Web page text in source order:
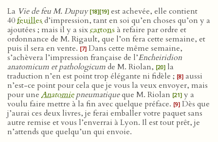
La Vie de feu M. Dupuy [18][19] est achevée, elle contient
40feuillesd’impression, tant en soi qu’en choses qu’on y a
ajoutées ; mais il y a sixcartons à refaire par ordre et
ordonnance de M. Rigault, que l’on fera cette semaine, et
puis il sera en vente. [7] Dans cette même semaine,
s’achèvera l’impression française de l’Encheiridion
anatomicum et pathologicumde M. Riolan, [20] la
traduction n’en est point trop élégante ni fidèle ; [8] aussi
n’est-ce point pour cela que je vous la veux envoyer, mais
pour une Anatomiepneumatiqueque M. Riolan [21] y a
voulu faire mettre à la fin avec quelque préface. [9] Dès que
j’aurai ces deux livres, je ferai emballer votre paquet sans
autre remise et vous l’enverrai à Lyon. Il est tout prêt, je
n’attends que quelqu’un qui envoie.